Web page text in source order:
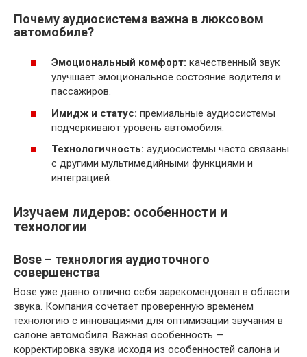
Почему аудиосистема важна в люксовом
автомобиле?
Эмоциональный комфорт: качественный звук
улучшает эмоциональное состояние водителя и
пассажиров.
Имидж и статус: премиальные аудиосистемы
подчеркивают уровень автомобиля.
Технологичность: аудиосистемы часто связаны
с другими мультимедийными функциями и
интеграцией.
Изучаем лидеров: особенности и
технологии
Bose – технология аудиоточного
совершенства
Bose уже давно отлично себя зарекомендовал в области
звука. Компания сочетает проверенную временем
технологию с инновациями для оптимизации звучания в
салоне автомобиля. Важная особенность —
корректировка звука исходя из особенностей салона и